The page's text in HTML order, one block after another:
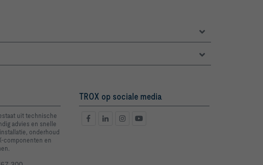
uit technische
advies en snelle
onderhoud
componenten en
TROX op sociale media